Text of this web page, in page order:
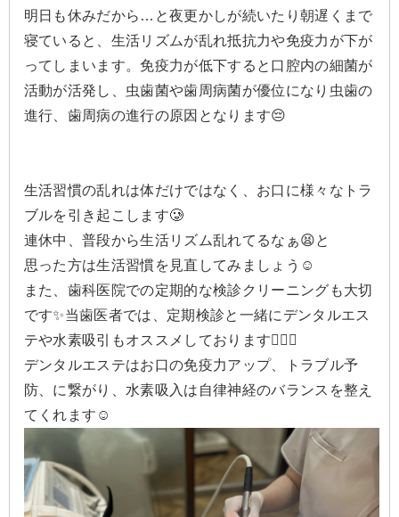
明日も休みだから…と夜更かしが続いたり朝遅くまで
寝ていると、生活リズムが乱れ抵抗力や免疫力が下が
ってしまいます。免疫力が低下すると口腔内の細菌が
活動が活発し、虫歯菌や歯周病菌が優位になり虫歯の
進行、歯周病の進行の原因となります😔
生活習慣の乱れは体だけではなく、お口に様々なトラ
ブルを引き起こします🥲
連休中、普段から生活リズム乱れてるなぁ😫と
思った方は生活習慣を見直してみましょう☺️
また、歯科医院での定期的な検診クリーニングも大切
です✨当歯医者では、定期検診と一緒にデンタルエス
テや水素吸引もオススメしております💁🏻‍♀️
デンタルエステはお口の免疫力アップ、トラブル予
防、に繋がり、水素吸入は自律神経のバランスを整え
てくれます☺️